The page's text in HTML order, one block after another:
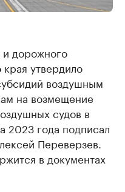
и дорожного
края утвердило
воздушным
на возмещение
судов в
2023 года подписал
Переверзев.
в документах